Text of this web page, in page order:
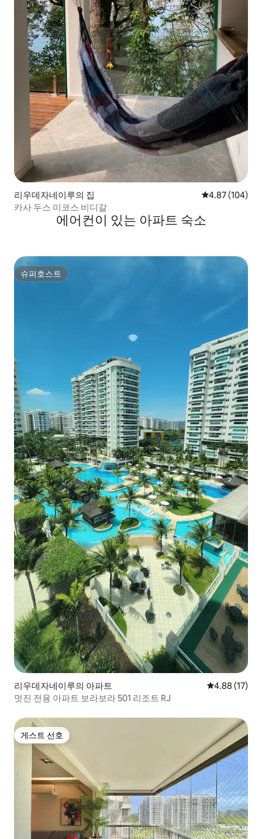
리우데자네이루의 집 평점 4.87점(5
4.87 (104)
카사 두스 미코스 비디갈
에어컨이 있는 아파트 숙소
슈퍼호스트
슈퍼호스트
리우데자네이루의 아파트 평점 4.88점
4.88 (17)
멋진 전용 아파트 보라보라 501 리조트 RJ
게스트 선호
게스트 선호